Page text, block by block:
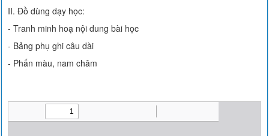
II. Đồ dùng dạy học:
- Tranh minh hoạ nội dung bài học
- Bảng phụ ghi câu dài
- Phấn màu, nam châm